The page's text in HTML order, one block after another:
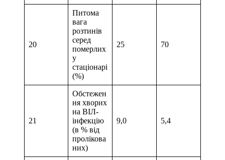
20
Питома
вага
розтинів
серед
померлих
у
стаціонарі
(%)
25 70
21
Обстежен
ня хворих
на ВІЛ-
інфекцію
(в % від
пролікова
них)
9,0 5,4